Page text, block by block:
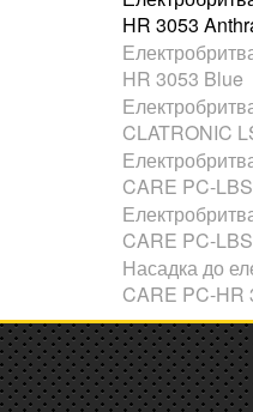
HR 3053
HR 3053 Blue
CLATRONIC
CARE PC-
CARE PC-
Насадка до
CARE PC-HR